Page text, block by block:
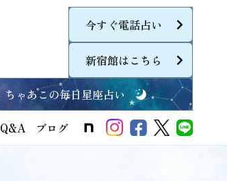
今すぐ電話占い
新宿館はこちら
ちゃあこの毎日星座占い
Q&A ブログ